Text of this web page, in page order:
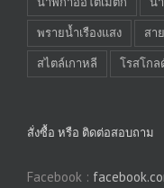
พรายน้ำเรืองแสง
สา
สไตล์เกาหลี
โรสโกล
สั่งซื้อ หรือ ติดต่อสอบถาม
Facebook :